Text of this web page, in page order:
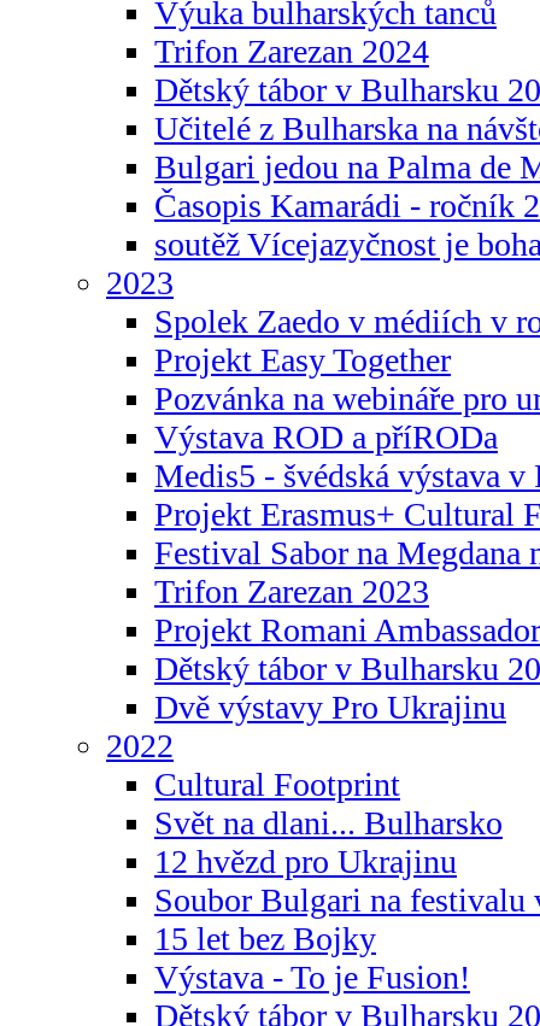
Výuka bulharských tanců
Trifon Zarezan 2024
Dětský tábor v Bulharsku
Učitelé z Bulharska na
Bulgari jedou na Palma de
Časopis Kamarádi - ročník
soutěž Vícejazyčnost je
2023
Spolek Zaedo v médiích v
Projekt Easy Together
Pozvánka na webináře pro
Výstava ROD a příRODa
Medis5 - švédská výstava v
Projekt Erasmus+ Cultural
Festival Sabor na Megdana
Trifon Zarezan 2023
Projekt Romani
Dětský tábor v Bulharsku
Dvě výstavy Pro Ukrajinu
2022
Cultural Footprint
Svět na dlani... Bulharsko
12 hvězd pro Ukrajinu
Soubor Bulgari na festivalu
15 let bez Bojky
Výstava - To je Fusion!
Dětský tábor v Bulharsku